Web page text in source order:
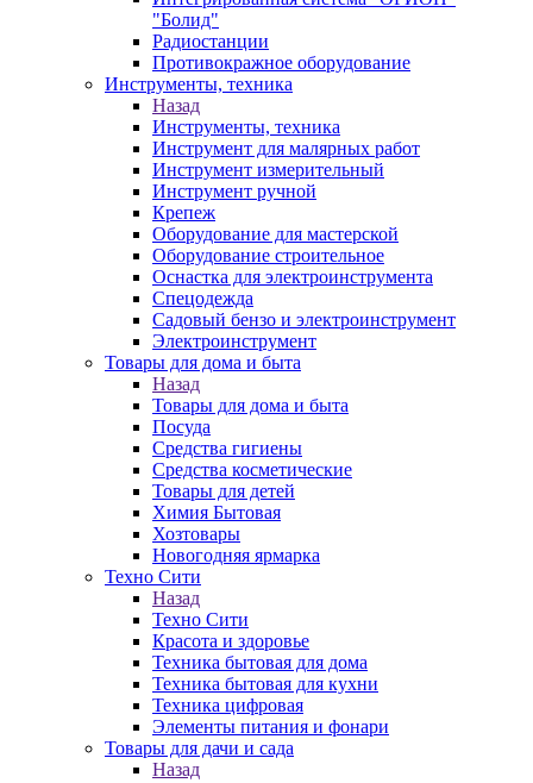
"Болид"
Радиостанции
Противокражное оборудование
Инструменты, техника
Назад
Инструменты, техника
Инструмент для малярных работ
Инструмент измерительный
Инструмент ручной
Крепеж
Оборудование для мастерской
Оборудование строительное
Оснастка для электроинструмента
Спецодежда
Садовый бензо и электроинструмент
Электроинструмент
Товары для дома и быта
Назад
Товары для дома и быта
Посуда
Средства гигиены
Средства косметические
Товары для детей
Химия Бытовая
Хозтовары
Новогодняя ярмарка
Техно Сити
Назад
Техно Сити
Красота и здоровье
Техника бытовая для дома
Техника бытовая для кухни
Техника цифровая
Элементы питания и фонари
Товары для дачи и сада
Назад